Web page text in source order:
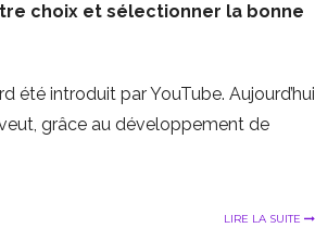
choix et sélectionner la bonne
été introduit par YouTube. Aujourd’hui
grâce au développement de
LIRE LA SUITE